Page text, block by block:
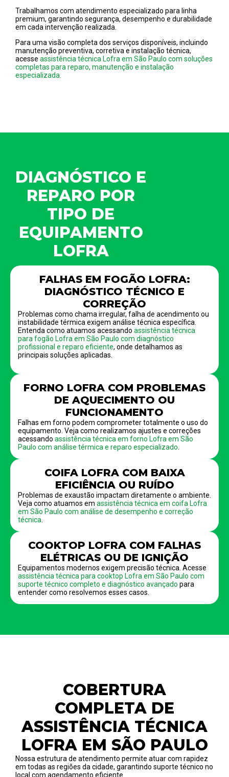
Trabalhamos com atendimento especializado para linha
premium, garantindo segurança, desempenho e durabilidade
em cada intervenção realizada.
Para uma visão completa dos serviços disponíveis, incluindo
manutenção preventiva, corretiva e instalação técnica,
acesse assistência técnica Lofra em São Paulo com soluções
completas para reparo, manutenção e instalação
especializada.
DIAGNÓSTICO E
REPARO POR
TIPO DE
EQUIPAMENTO
LOFRA
FALHAS EM FOGÃO LOFRA:
DIAGNÓSTICO TÉCNICO E
CORREÇÃO
Problemas como chama irregular, falha de acendimento ou
instabilidade térmica exigem análise técnica específica.
Entenda como atuamos acessando assistência técnica
para fogão Lofra em São Paulo com diagnóstico
profissional e reparo eficiente, onde detalhamos as
principais soluções aplicadas.
FORNO LOFRA COM PROBLEMAS
DE AQUECIMENTO OU
FUNCIONAMENTO
Falhas em forno podem comprometer totalmente o uso do
equipamento. Veja como realizamos ajustes e correções
acessando assistência técnica em forno Lofra em São
Paulo com análise térmica e reparo especializado
COIFA LOFRA COM BAIXA
EFICIÊNCIA OU RUÍDO
Problemas de exaustão impactam diretamente o ambiente.
Veja como atuamos em assistência técnica em coifa Lofra
em São Paulo com análise de desempenho e correção
técnica
COOKTOP LOFRA COM FALHAS
ELÉTRICAS OU DE IGNIÇÃO
Equipamentos modernos exigem precisão técnica. Acesse
assistência técnica para cooktop Lofra em São Paulo com
suporte técnico completo e diagnóstico avançado para
entender como resolvemos esses casos.
COBERTURA
COMPLETA DE
ASSISTÊNCIA TÉCNICA
LOFRA EM SÃO PAULO
Nossa estrutura de atendimento permite atuar com rapidez
em todas as regiões da cidade, garantindo suporte técnico no
local com agendamento eficiente.